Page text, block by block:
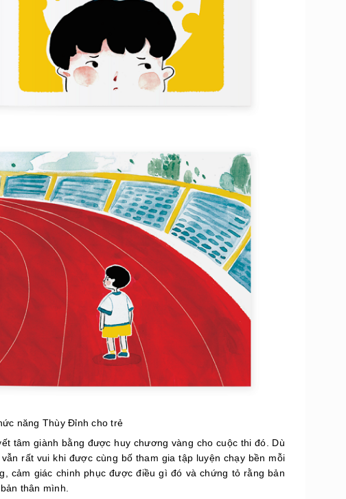
năng Thùy Đỉnh cho trẻ
tâm giành bằng được huy chương vàng cho cuộc thi đó. Dù
rất vui khi được cùng bố tham gia tập luyện chạy bền mỗi
cảm giác chinh phục được điều gì đó và chứng tỏ rằng bản
thân mình.